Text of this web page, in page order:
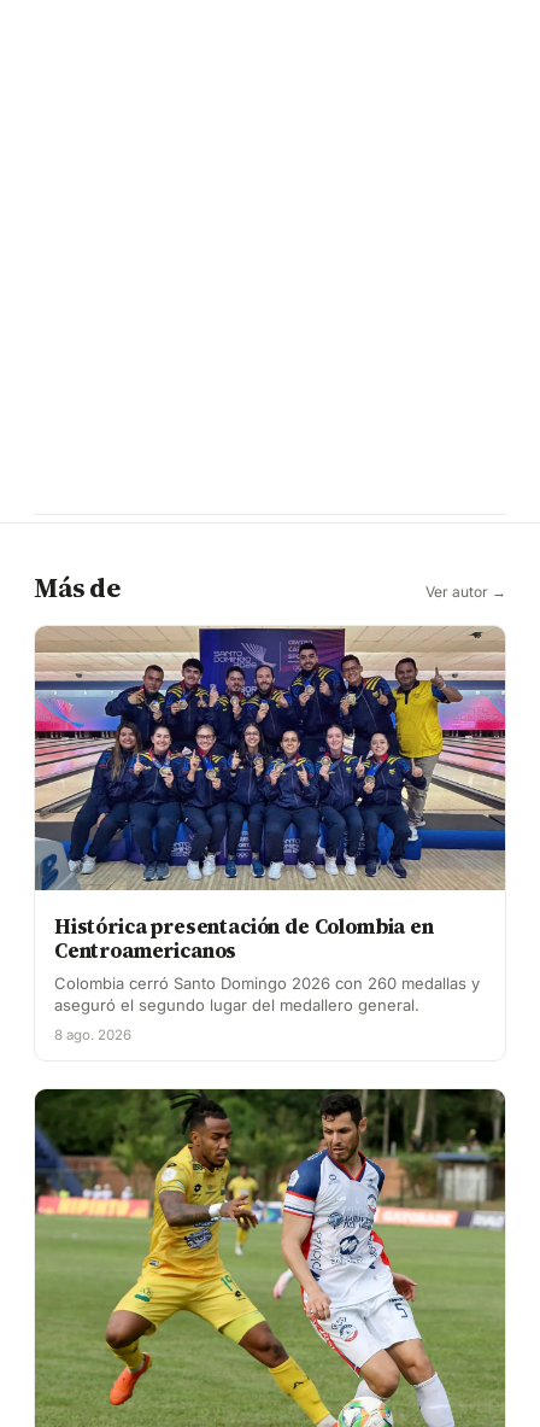
Más de Ver autor →
Histórica presentación de Colombia en
Centroamericanos
Colombia cerró Santo Domingo 2026 con 260 medallas y
aseguró el segundo lugar del medallero general.
8 ago. 2026